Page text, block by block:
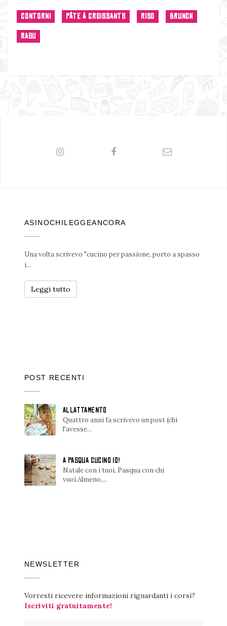
CONTORNI PÂTE À CROISSANTS RISO BRUNCH
RAGU
ASINOCHILEGGEANCORA
Una volta scrivevo "cucino per passione, porto a spasso
i...
Leggi tutto
POST RECENTI
ALLATTAMENTO
Quattro anni fa scrivevo un post (chi
l'avesse...
A PASQUA CUCINO IO!
Natale con i tuoi, Pasqua con chi
vuoi.Almeno,...
NEWSLETTER
Vorresti ricevere informazioni riguardanti i corsi?
Iscriviti gratuitamente!